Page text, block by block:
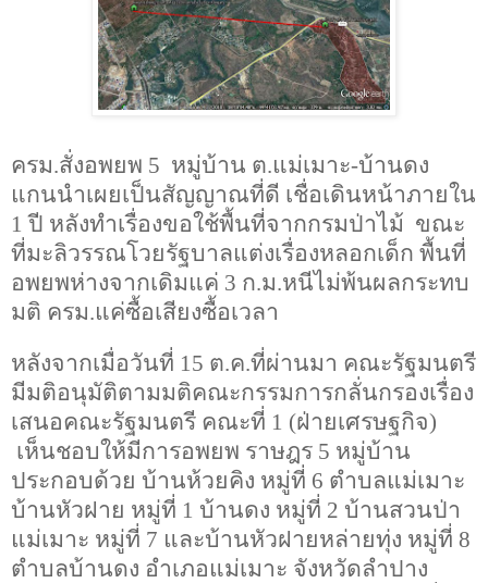
ครม.สั่งอพยพ 5 หมู่บ้าน ต.แม่เมาะ-บ้านดง
แกนนำเผยเป็นสัญญาณที่ดี เชื่อเดินหน้าภายใน
1 ปี หลังทำเรื่องขอใช้พื้นที่จากกรมป่าไม้ ขณะ
ที่มะลิวรรณโวยรัฐบาลแต่งเรื่องหลอกเด็ก พื้นที่
อพยพห่างจากเดิมแค่ 3 ก.ม.หนีไม่พ้นผลกระทบ
มติ ครม.แค่ซื้อเสียงซื้อเวลา
หลังจากเมื่อวันที่ 15 ต.ค.ที่ผ่านมา คณะรัฐมนตรี
มีมติอนุมัติตามมติคณะกรรมการกลั่นกรองเรื่อง
เสนอคณะรัฐมนตรี คณะที่ 1 (ฝ่ายเศรษฐกิจ)
เห็นชอบให้มีการอพยพ ราษฎร 5 หมู่บ้าน
ประกอบด้วย บ้านห้วยคิง หมู่ที่ 6 ตำบลแม่เมาะ
บ้านหัวฝาย หมู่ที่ 1 บ้านดง หมู่ที่ 2 บ้านสวนป่า
แม่เมาะ หมู่ที่ 7 และบ้านหัวฝายหล่ายทุ่ง หมู่ที่ 8
ตำบลบ้านดง อำเภอแม่เมาะ จังหวัดลำปาง